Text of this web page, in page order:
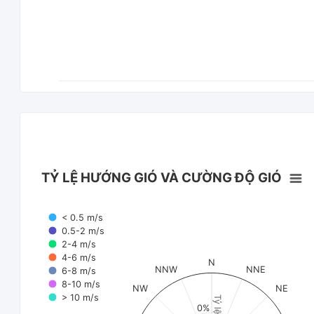
TỶ LỆ HƯỚNG GIÓ VÀ CƯỜNG ĐỘ GIÓ
< 0.5 m/s
0.5-2 m/s
2-4 m/s
4-6 m/s
6-8 m/s
8-10 m/s
> 10 m/s
N
NNE
NE
NW
NNW
0%